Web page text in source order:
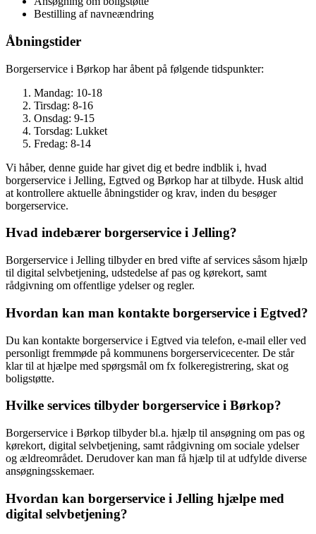
Bestilling af navneændring
Åbningstider
Borgerservice i Børkop har åbent på følgende tidspunkter:
Mandag: 10-18
Tirsdag: 8-16
Onsdag: 9-15
Torsdag: Lukket
Fredag: 8-14
Vi håber, denne guide har givet dig et bedre indblik i, hvad
borgerservice i Jelling, Egtved og Børkop har at tilbyde. Husk altid
at kontrollere aktuelle åbningstider og krav, inden du besøger
borgerservice.
Hvad indebærer borgerservice i Jelling?
Borgerservice i Jelling tilbyder en bred vifte af services såsom hjælp
til digital selvbetjening, udstedelse af pas og kørekort, samt
rådgivning om offentlige ydelser og regler.
Hvordan kan man kontakte borgerservice i Egtved?
Du kan kontakte borgerservice i Egtved via telefon, e-mail eller ved
personligt fremmøde på kommunens borgerservicecenter. De står
klar til at hjælpe med spørgsmål om fx folkeregistrering, skat og
boligstøtte.
Hvilke services tilbyder borgerservice i Børkop?
Borgerservice i Børkop tilbyder bl.a. hjælp til ansøgning om pas og
kørekort, digital selvbetjening, samt rådgivning om sociale ydelser
og ældreområdet. Derudover kan man få hjælp til at udfylde diverse
ansøgningsskemaer.
Hvordan kan borgerservice i Jelling hjælpe med
digital selvbetjening?